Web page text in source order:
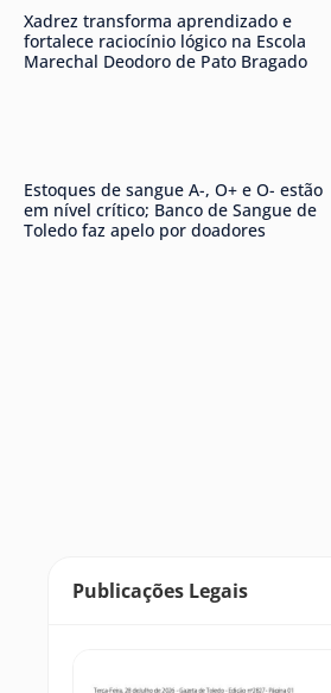
Xadrez transforma aprendizado e
fortalece raciocínio lógico na Escola
Marechal Deodoro de Pato Bragado
Estoques de sangue A-, O+ e O- estão
em nível crítico; Banco de Sangue de
Toledo faz apelo por doadores
Publicações Legais